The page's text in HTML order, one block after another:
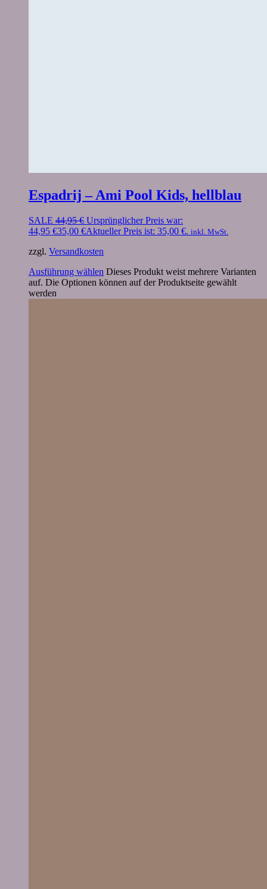
Espadrij – Ami Pool Kids, hellblau
SALE 44,95€ Ursprünglicher Preis war:
44,95 €35,00 €Aktueller Preis ist: 35,00 €. inkl. MwSt.
zzgl. Versandkosten
Ausführung wählen Dieses Produkt weist mehrere Varianten
auf. Die Optionen können auf der Produktseite gewählt
werden